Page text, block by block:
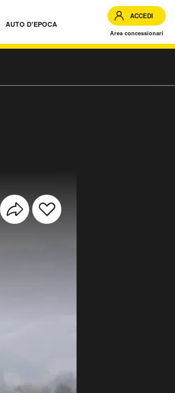
AUTO D'EPOCA
ACCEDI
Area concessionari